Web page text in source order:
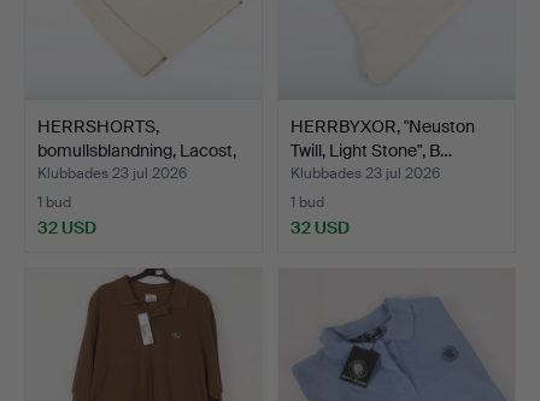
HERRSHORTS,
bomullsblandning, Lacost,
Fran…
Klubbades 23 jul 2026
1 bud
32 USD
HERRBYXOR, "Neuston
Twill, Light Stone", B…
Klubbades 23 jul 2026
1 bud
32 USD